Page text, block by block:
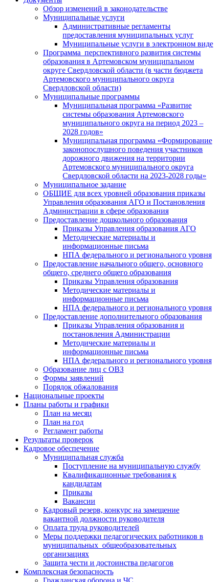
Обзор изменений в законодательстве
Муниципальные услуги
Административные регламенты
предоставления муниципальных услуг
Муниципальные услуги в электронном виде
Программа перспективного развития системы
образования в Артемовском муниципальном
округе Свердловской области (в части бюджета
Артемовского муниципального округа
Свердловской области)
Муниципальные программы
Муниципальная программа «Развитие
системы образования Артемовского
муниципального округа на период 2023 –
2028 годов»
Муниципальная программа «Формирование
законопослушного поведения участников
дорожного движения на территории
Артемовского муниципального округа
Свердловской области на 2023-2028 годы»
Муниципальное задание
ОБЩИЕ для всех уровней образования приказы
Управления образования АГО и Постановления
Администрации в сфере образования
Предоставление дошкольного образования
Приказы Управления образования АГО
Методические материалы и
информационные письма
НПА федерального и регионального уровня
Предоставление начального общего, основного
общего, среднего общего образования
Приказы Управления образования
Методические материалы и
информационные письма
НПА федерального и регионального уровня
Предоставление дополнительного образования
Приказы Управления образования и
постановления Администрации
Методические материалы и
информационные письма
НПА федерального и регионального уровня
Образование лиц с ОВЗ
Формы заявлений
Порядок обжалования
Национальные проекты
Планы работы и графики
План на месяц
План на год
Регламент работы
Результаты проверок
Кадровое обеспечение
Муниципальная служба
Поступление на муниципальную службу
Квалификационные требования к
кандидатам
Приказы
Вакансии
Кадровый резерв, конкурс на замещение
вакантной должности руководителя
Оплата труда руководителей
Меры поддержки педагогических работников в
муниципальных общеобразовательных
организациях
Защита чести и достоинства педагогов
Комплексная безопасность